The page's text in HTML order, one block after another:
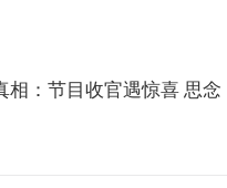
相：节目收官遇惊喜 思念